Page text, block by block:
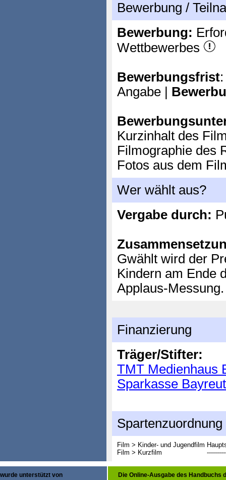
Bewerbung /
Bewerbung:
Wettbewerbes
Bewerbungsfrist
Angabe |
Kurzinhalt des
Filmographie des
Fotos aus dem
Wer wählt aus?
Vergabe durch:
Gwählt wird der
Kindern am Ende
Applaus-Messung.
Finanzierung
Träger/Stifter:
TMT Medienhaus
Sparkasse
Spartenzuordnung
Film > Kinder- und Jugendfilm
Film > Kurzfilm
wurde unterstützt von Die Online-Ausgabe des Handbuchs